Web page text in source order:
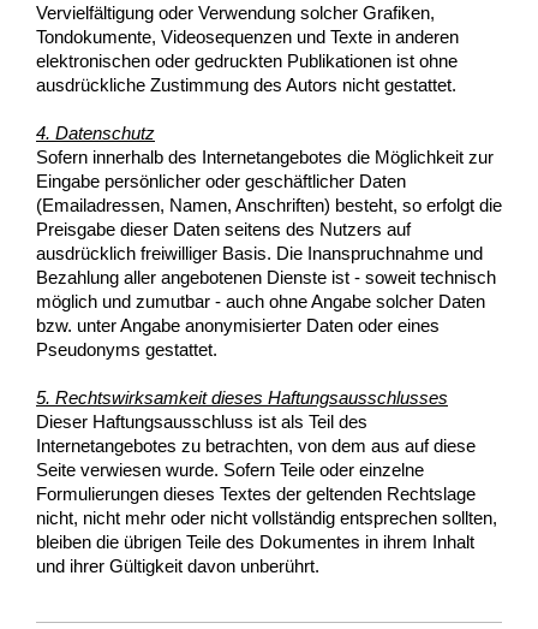
Vervielfältigung oder Verwendung solcher Grafiken,
Tondokumente, Videosequenzen und Texte in anderen
elektronischen oder gedruckten Publikationen ist ohne
ausdrückliche Zustimmung des Autors nicht gestattet.
4. Datenschutz
Sofern innerhalb des Internetangebotes die Möglichkeit zur
Eingabe persönlicher oder geschäftlicher Daten
(Emailadressen, Namen, Anschriften) besteht, so erfolgt die
Preisgabe dieser Daten seitens des Nutzers auf
ausdrücklich freiwilliger Basis. Die Inanspruchnahme und
Bezahlung aller angebotenen Dienste ist - soweit technisch
möglich und zumutbar - auch ohne Angabe solcher Daten
bzw. unter Angabe anonymisierter Daten oder eines
Pseudonyms gestattet.
5. Rechtswirksamkeit dieses Haftungsausschlusses
Dieser Haftungsausschluss ist als Teil des
Internetangebotes zu betrachten, von dem aus auf diese
Seite verwiesen wurde. Sofern Teile oder einzelne
Formulierungen dieses Textes der geltenden Rechtslage
nicht, nicht mehr oder nicht vollständig entsprechen sollten,
bleiben die übrigen Teile des Dokumentes in ihrem Inhalt
und ihrer Gültigkeit davon unberührt.